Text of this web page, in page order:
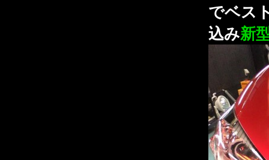
でベス
込み新